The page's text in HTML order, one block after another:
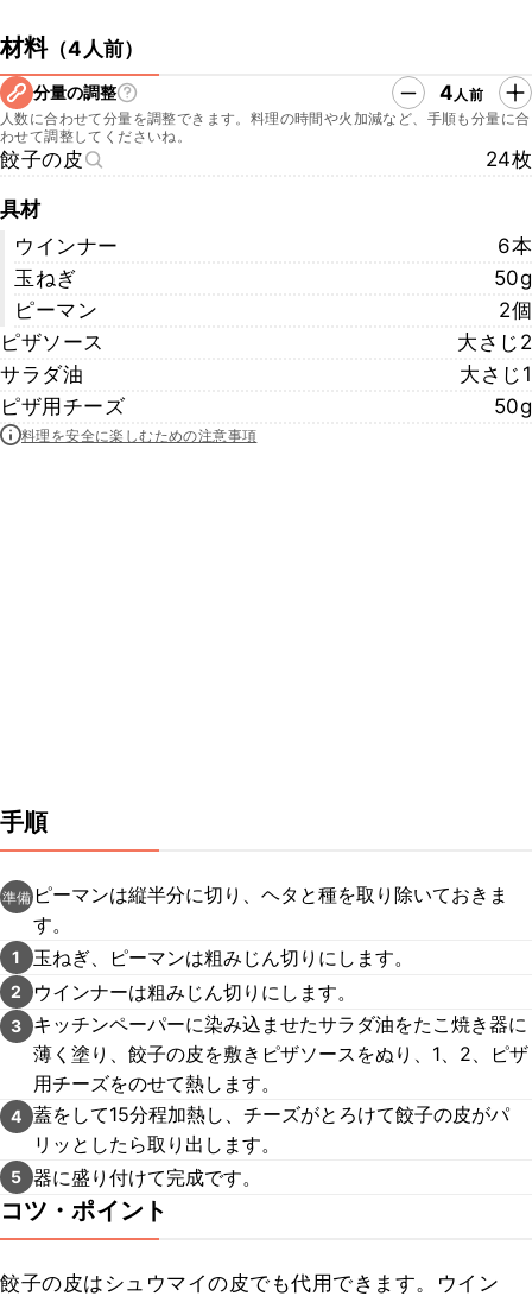
材料（4人前）
分量の調整 4人前
人数に合わせて分量を調整できます。料理の時間や火加減など、手順も分量に合
わせて調整してくださいね。
餃子の皮 24枚
具材
ウインナー
6本
玉ねぎ
50g
ピーマン
2個
ピザソース
大さじ2
サラダ油
大さじ1
ピザ用チーズ
50g
料理を安全に楽しむための注意事項
手順
準備 ピーマンは縦半分に切り、ヘタと種を取り除いておきま
す。
1 玉ねぎ、ピーマンは粗みじん切りにします。
2 ウインナーは粗みじん切りにします。
3
キッチンペーパーに染み込ませたサラダ油をたこ焼き器に
薄く塗り、餃子の皮を敷きピザソースをぬり、1、2、ピザ
用チーズをのせて熱します。
4 蓋をして15分程加熱し、チーズがとろけて餃子の皮がパ
リッとしたら取り出します。
5 器に盛り付けて完成です。
コツ・ポイント
餃子の皮はシュウマイの皮でも代用できます。ウイン